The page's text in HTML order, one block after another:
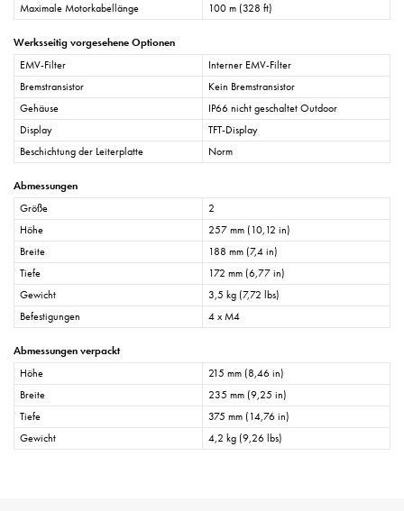
Maximale Motorkabellänge
100 m (328 ft)
Werksseitig vorgesehene Optionen
EMV-Filter
Interner EMV-Filter
Bremstransistor
Kein Bremstransistor
Gehäuse
IP66 nicht geschaltet Outdoor
Display
TFT-Display
Beschichtung der Leiterplatte
Norm
Abmessungen
Größe
2
Höhe
257 mm (10,12 in)
Breite
188 mm (7,4 in)
Tiefe
172 mm (6,77 in)
Gewicht
3,5 kg (7,72 lbs)
Befestigungen
4 x M4
Abmessungen verpackt
Höhe
215 mm (8,46 in)
Breite
235 mm (9,25 in)
Tiefe
375 mm (14,76 in)
Gewicht
4,2 kg (9,26 lbs)